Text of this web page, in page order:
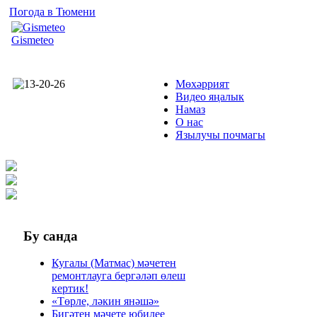
Погода в Тюмени
Gismeteo
Мөхәррият
Видео яңалык
Намаз
О нас
Язылучы почмагы
Бу санда
Кугалы (Матмас) мәчетен
ремонтлауга бергәләп өлеш
кертик!
«Төрле, ләкин янәшә»
Бигәтен мәчете юбилее